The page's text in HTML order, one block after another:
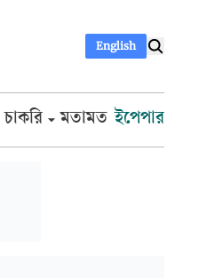
English
চাকরি মতামত ইপেপার